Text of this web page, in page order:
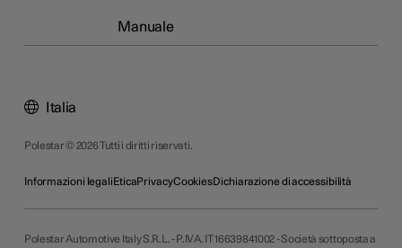
Manuale
Polestar © 2026 Tutti i diritti riservati.
Informazioni legaliEticaPrivacyCookiesDichiarazione di accessibilità
Italia
Polestar Automotive Italy S.R.L. - P.IVA. IT 16639841002 - Società sottoposta a